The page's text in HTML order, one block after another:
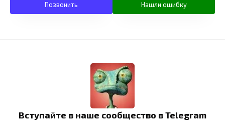
Позвонить Нашли ошибку
Вступайте в наше сообщество в Telegram